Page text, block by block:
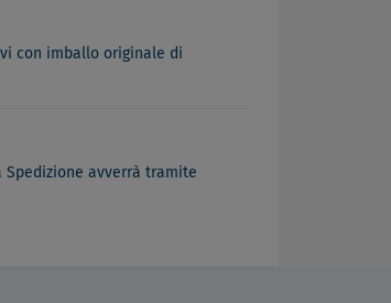
con imballo originale di
avverrà tramite